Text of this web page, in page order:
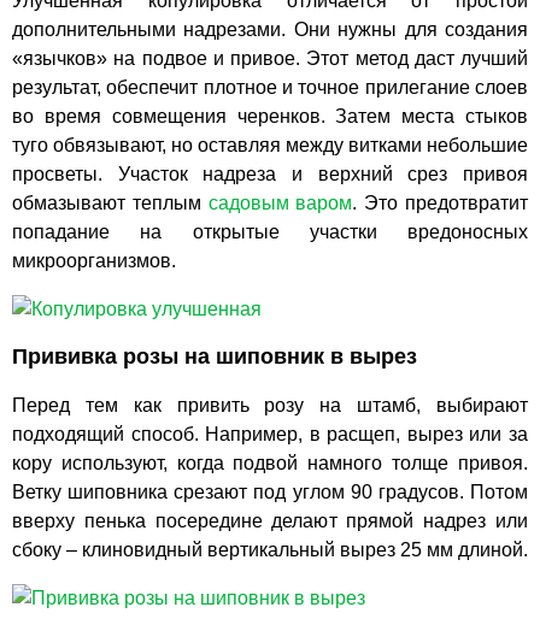
дополнительными надрезами. Они нужны для создания
«язычков» на подвое и привое. Этот метод даст лучший
результат, обеспечит плотное и точное прилегание слоев
во время совмещения черенков. Затем места стыков
туго обвязывают, но оставляя между витками небольшие
просветы. Участок надреза и верхний срез привоя
обмазывают теплым садовым варом. Это предотвратит
попадание на открытые участки вредоносных
микроорганизмов.
Прививка розы на шиповник в вырез
Перед тем как привить розу на штамб, выбирают
подходящий способ. Например, в расщеп, вырез или за
кору используют, когда подвой намного толще привоя.
Ветку шиповника срезают под углом 90 градусов. Потом
вверху пенька посередине делают прямой надрез или
сбоку – клиновидный вертикальный вырез 25 мм длиной.